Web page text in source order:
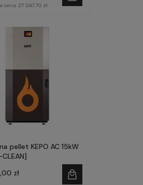
cena: 27 047,70 zł
pellet KEPO AC 15kW
zł